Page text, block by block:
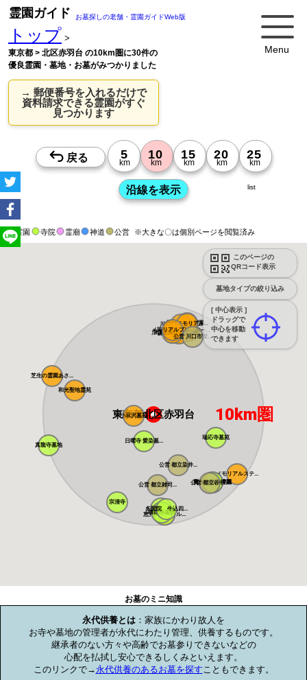
Menu
霊園ガイド お墓探しの老舗・霊園ガイドWeb版
トップ >
東京都 > 北区赤羽台 の10km圏に30件の
優良霊園・墓地・お墓がみつかりました
→ 郵便番号を入れるだけで
資料請求できる霊園がすぐ
見つかります
霊園 寺院 霊廟 神道 公営 ※大きな〇は個別ページを閲覧済み
このページの
QRコード表示
墓地タイプの絞り込み
[ 中心表示 ]
ドラッグで
中心を移動
できます
list
メモリアルパー...
川口さくら霊園...
川口霊園 かわ...
サンク川口霊園
芝生の霊園あさ...
川口中央霊園
ヒルズ川口
川口光輪メモリ...
源長寺墓地 ま...
川口メモリアル...
川口霊園かわぐ...
メモリアルプレ...
公営 川口市安...
和光聖地霊苑
感通寺
恵光メモリアル...
小豆沢墓苑
メモリアルステ...
宗清寺
瑞光寺
寛永寺谷中霊園
積徳寺墓所
寛永寺德川浄苑
公営 都立雑司...
公営 都立染井...
公営 都立谷中...
瑞応寺墓苑
多聞院 牛込四...
真龍寺墓地
日曜寺 愛染墓...
東京都北区赤羽台 10km圏
お墓のミニ知識
永代供養とは ：家族にかわり故人を
お寺や墓地の管理者が永代にわたり管理、供養するものです。
継承者のない方々や高齢でお墓参りできないなどの
心配を払拭し安心できるしくみといえます。
このリンクで→永代供養のあるお墓を探す こともできます。